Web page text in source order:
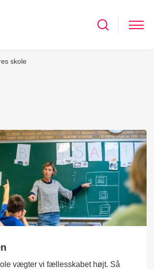
skole
vægter vi fællesskabet højt. Så